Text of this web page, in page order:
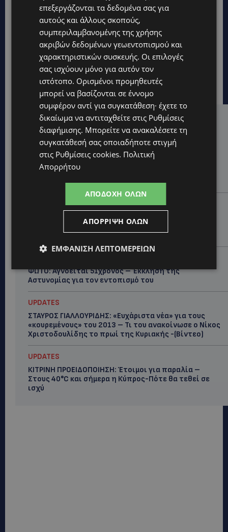
Hot this week
UPDATES
ΜΑΡΙΑ ΜΑΡΚΟΥ-ΠΗΚΚΟΥ: Τον κατέγραψε η κάμερα να
μπαίνει στο σπίτι της –Έλειπε στο εξωτερικό
εκπροσωπώντας την Κύπρο: «Αύριο μπορεί να είναι
κάποιος που δεν...
ΑΠΟ ΤΗΝ ΚΥΠΡΟ ΣΤΟ ΛΟΝΔΙΝΟ ΚΑΙ ΤΟ ΕΔΙΜΒΟΥΡΓΟ: Η
Στέλλα Παπά γράφει τη δική της σελίδα στη διεθνή
εικαστική σκηνή
ΦΩΤΟ: Αγνοείται 51χρονος – Έκκληση της
Αστυνομίας για τον εντοπισμό του
UPDATES
ΣΤΑΥΡΟΣ ΓΙΑΛΛΟΥΡΙΔΗΣ: «Ευχάριστα νέα» για τους
«κουρεμένους» του 2013 – Τι του ανακοίνωσε ο Νίκος
Χριστοδουλίδης το πρωί της Κυριακής -(Βίντεο)
UPDATES
ΚΙΤΡΙΝΗ ΠΡΟΕΙΔΟΠΟΙΗΣΗ: Έτοιμοι για παραλία –
Στους 40°C και σήμερα η Κύπρος-Πότε θα τεθεί σε
ισχύ
επεξεργάζονται τα δεδομένα σας για
αυτούς και άλλους σκοπούς,
συμπεριλαμβανομένης της χρήσης
ακριβών δεδομένων γεωεντοπισμού και
χαρακτηριστικών συσκευής. Οι επιλογές
σας ισχύουν μόνο για αυτόν τον
ιστότοπο. Ορισμένοι προμηθευτές
μπορεί να βασίζονται σε έννομο
συμφέρον αντί για συγκατάθεση· έχετε το
δικαίωμα να αντιταχθείτε στις Ρυθμίσεις
διαφήμισης. Μπορείτε να ανακαλέσετε τη
συγκατάθεσή σας οποιαδήποτε στιγμή
στις Ρυθμίσεις cookies. Πολιτική
Απορρήτου
ΑΠΟΔΟΧΉ ΌΛΩΝ
ΑΠΌΡΡΙΨΗ ΌΛΩΝ
ΕΜΦΆΝΙΣΗ ΛΕΠΤΟΜΕΡΕΙΏΝ